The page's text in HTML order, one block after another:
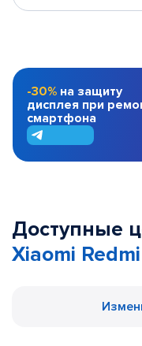
-30% на защиту
дисплея при
смартфона
Доступные
Xiaomi